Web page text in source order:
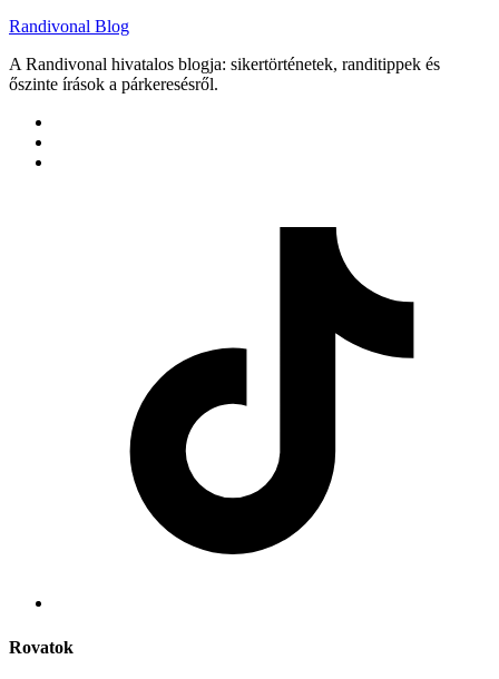
Randivonal Blog
A Randivonal hivatalos blogja: sikertörténetek, randitippek és
őszinte írások a párkeresésről.
Rovatok